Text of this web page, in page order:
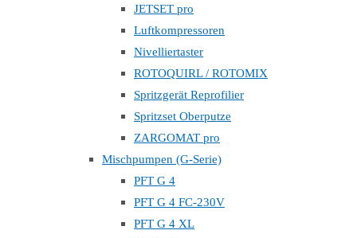
JETSET pro
Luftkompressoren
Nivelliertaster
ROTOQUIRL / ROTOMIX
Spritzgerät Reprofilier
Spritzset Oberputze
ZARGOMAT pro
Mischpumpen (G-Serie)
PFT G 4
PFT G 4 FC-230V
PFT G 4 XL